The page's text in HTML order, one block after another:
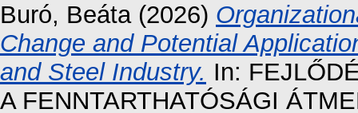
Buró, Beáta(2026)
Change and Potential
and Steel Industry. In:
A FENNTARTHATÓSÁGI